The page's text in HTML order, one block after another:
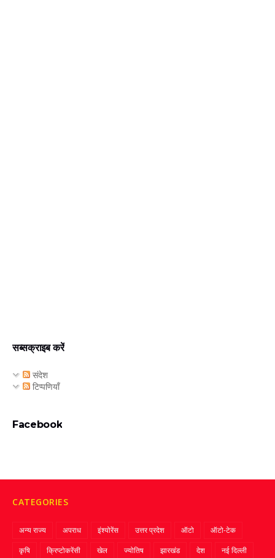
सब्सक्राइब करें
संदेश
टिप्पणियाँ
Facebook
CATEGORIES
अन्य राज्य अपराध इंश्योरेंस उत्तर प्रदेश ऑटो
ऑटो-टेक
कृषि
क्रिप्‍टोकरेंसी खेल ज्‍योतिष झारखंड देश
नई दिल्ली